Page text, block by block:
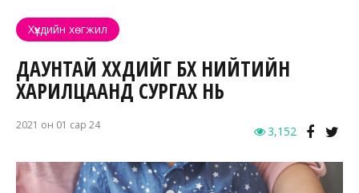
Хүүхдийн хөгжил
ДАУНТАЙ ХҮҮХДИЙГ БҮХ НИЙТИЙН
ХАРИЛЦААНД СУРГАХ НЬ
2021 он 01 сар 24 3,152